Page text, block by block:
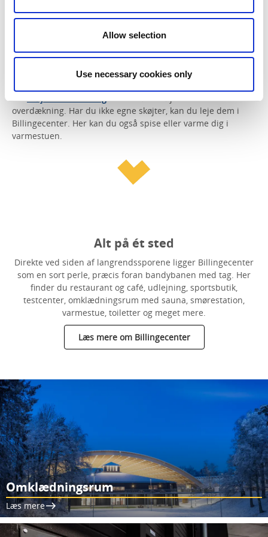
Allow selection
Use necessary cookies only
Billingens Stugby & Camping– hytter, vandrerhjem og
campingplads – perfekt for en aktiv vinterferie.
Billingetrollets skov– En eventyrlig skov, hvor børn kan
lege, lære og møde Billingetrollet og hans venner i naturen.
Skøjtebane med tag– udendørs skøjtebane med
overdækning. Har du ikke egne skøjter, kan du leje dem i
Billingecenter. Her kan du også spise eller varme dig i
varmestuen.
Alt på ét sted
Direkte ved siden af langrendssporene ligger Billingecenter
som en sort perle, præcis foran bandybanen med tag. Her
finder du restaurant og café, udlejning, sportsbutik,
testcenter, omklædningsrum med sauna, smørestation,
varmestue, toiletter og meget mere.
Læs mere om Billingecenter
Omklædningsrum
Læs mere